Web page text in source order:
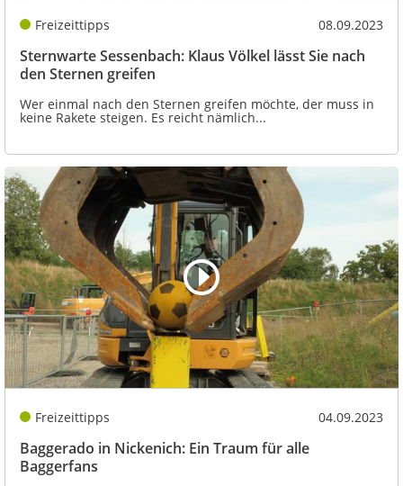
Freizeittipps 08.09.2023
Sternwarte Sessenbach: Klaus Völkel lässt Sie nach
den Sternen greifen
Wer einmal nach den Sternen greifen möchte, der muss in
keine Rakete steigen. Es reicht nämlich...
Freizeittipps 04.09.2023
Baggerado in Nickenich: Ein Traum für alle
Baggerfans